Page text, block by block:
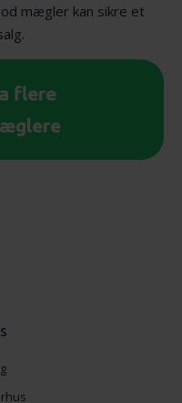
mægler kan sikre et
flere